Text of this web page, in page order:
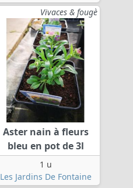
Vivaces & fougè
Aster nain à fleurs
bleu en pot de 3l
1 u
Les Jardins De Fontaine